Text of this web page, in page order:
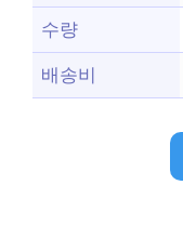
수량
배송비